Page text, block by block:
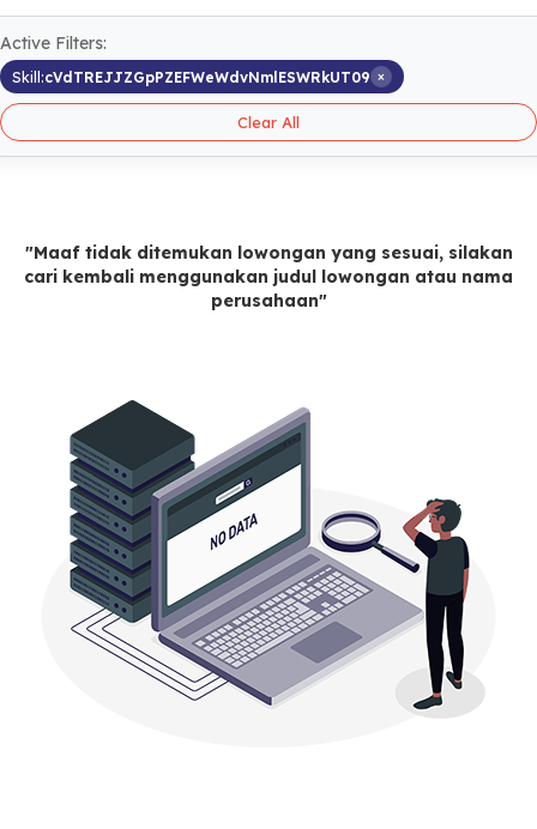
Active Filters:
Skill:cVdTREJJZGpPZEFWeWdvNmlESWRkUT09 ×
Clear All
"Maaf tidak ditemukan lowongan yang sesuai, silakan
cari kembali menggunakan judul lowongan atau nama
perusahaan"